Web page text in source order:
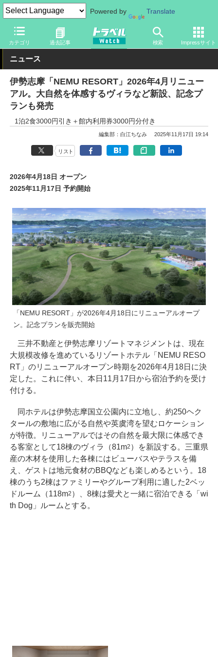
Powered by Translate
カテゴリ 過去記事 検索 Impressサイト
トラベル Watch 旅の情報 ホテル・旅館 宿泊
ニュース
伊勢志摩「NEMU RESORT」2026年4月リニュー
アル。大自然を体感するヴィラなど新設、記念プ
ランも発売
1泊2食3000円引き＋館内利用券3000円分付き
編集部：白江ちなみ 2025年11月17日 19:14
リスト
2026年4月18日 オープン
2025年11月17日 予約開始
「NEMU RESORT」が2026年4月18日にリニューアルオープ
ン。記念プランを販売開始
三井不動産と伊勢志摩リゾートマネジメントは、現在
大規模改修を進めているリゾートホテル「NEMU RESO
RT」のリニューアルオープン時期を2026年4月18日に決
定した。これに伴い、本日11月17日から宿泊予約を受け
付ける。
同ホテルは伊勢志摩国立公園内に立地し、約250ヘク
タールの敷地に広がる自然や英虞湾を望むロケーション
が特徴。リニューアルではその自然を最大限に体感でき
る客室として18棟のヴィラ（81m2 ）を新設する。三重県
産の木材を使用した各棟にはビューバスやテラスを備
え、ゲストは地元食材のBBQなども楽しめるという。18
棟のうち2棟はファミリーやグループ利用に適した2ベッ
ドルーム（118m2 ）、8棟は愛犬と一緒に宿泊できる「wi
th Dog」ルームとする。